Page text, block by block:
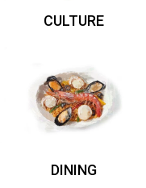
CULTURE
DINING